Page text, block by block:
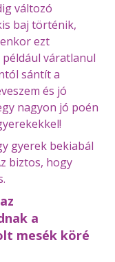
változó
baj történik,
ezt
váratlanul
sántít a
és jó
nagyon jó poén
gyerek bekiabál
biztos, hogy
a
mesék köré